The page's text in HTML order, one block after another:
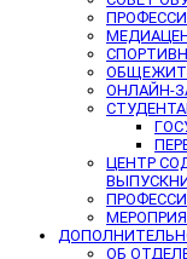
ОНЛАЙН-
ЦЕНТР
ОБ